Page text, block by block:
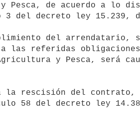
Pesca, de acuerdo a lo
del decreto ley 15.239,
a las referidas
y Pesca, será